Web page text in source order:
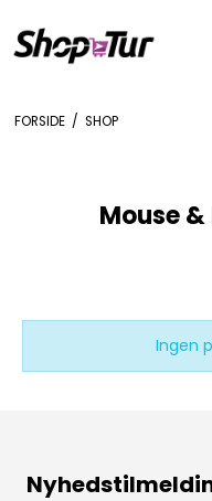
FORSIDE / SHOP
Mouse
Ingen